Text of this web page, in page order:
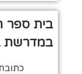
בית ספר
במדרשת